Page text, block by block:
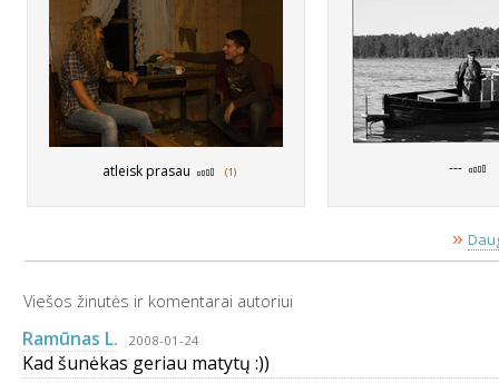
atleisk prasau (1) ---
»
Viešos žinutės ir komentarai autoriui
Ramūnas L. 2008-01-24
Kad šunėkas geriau matytų :))